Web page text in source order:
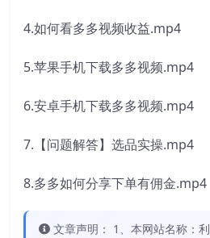
4.如何看多多视频收益.mp4
5.苹果手机下载多多视频.mp4
6.安卓手机下载多多视频.mp4
7.【问题解答】选品实操.mp4
8.多多如何分享下单有佣金.mp4
文章声明： 1、本网站名称：